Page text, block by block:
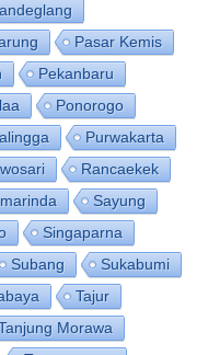
Pasar Kemis
Pekanbaru
Ponorogo
Purwakarta
Rancaekek
Sayung
Singaparna
Subang
Sukabumi
Tajur
Morawa